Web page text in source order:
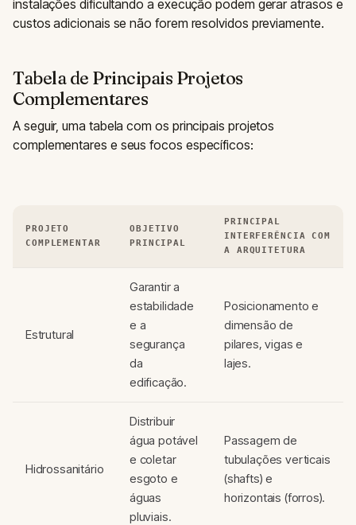
instalações dificultando a execução podem gerar atrasos e
custos adicionais se não forem resolvidos previamente.
Tabela de Principais Projetos
Complementares
A seguir, uma tabela com os principais projetos
complementares e seus focos específicos:
PROJETO
COMPLEMENTAR
OBJETIVO
PRINCIPAL
PRINCIPAL
INTERFERÊNCIA COM
A ARQUITETURA
Estrutural
Garantir a
estabilidade
e a
segurança
da
edificação.
Posicionamento e
dimensão de
pilares, vigas e
lajes.
Hidrossanitário
Distribuir
água potável
e coletar
esgoto e
águas
pluviais.
Passagem de
tubulações verticais
(shafts) e
horizontais (forros).